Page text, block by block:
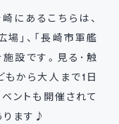
にあるこちらは、
場」、「長崎市軍艦
設です。見る･触
もから大人まで1日
ントも開催されて
ります♪